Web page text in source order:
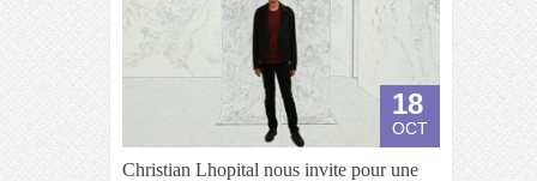
18
OCT
Christian Lhopital nous invite pour une